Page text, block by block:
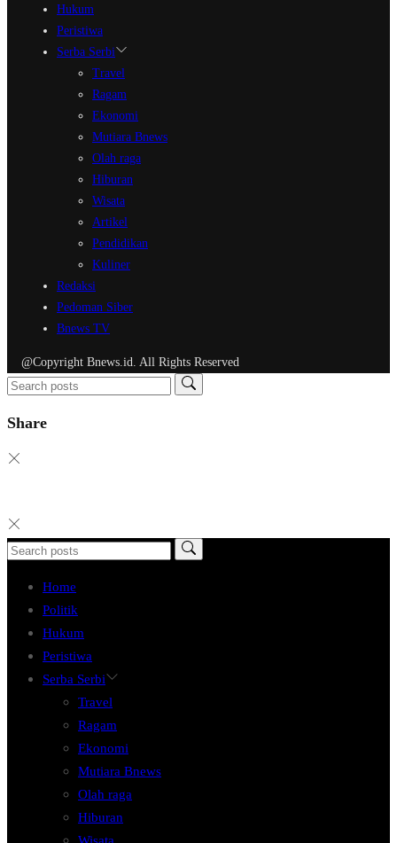
Hukum
Peristiwa
Serba Serbi
Travel
Ragam
Ekonomi
Mutiara Bnews
Olah raga
Hiburan
Wisata
Artikel
Pendidikan
Kuliner
Redaksi
Pedoman Siber
Bnews TV
@Copyright Bnews.id. All Rights Reserved
Share
Home
Politik
Hukum
Peristiwa
Serba Serbi
Travel
Ragam
Ekonomi
Mutiara Bnews
Olah raga
Hiburan
Wisata